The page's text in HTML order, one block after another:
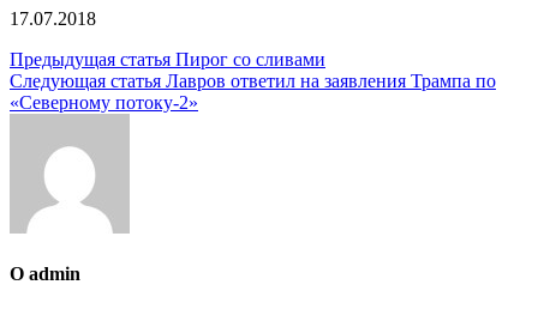
17.07.2018
Навигация
по
Предыдущая статья Пирог со сливами
Следующая статья Лавров ответил на заявления Трампа по
«Северному потоку-2»
О admin